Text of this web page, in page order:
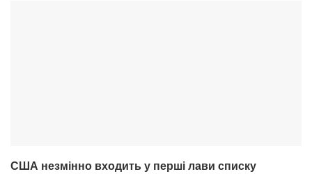
США незмінно входить у перші лави списку